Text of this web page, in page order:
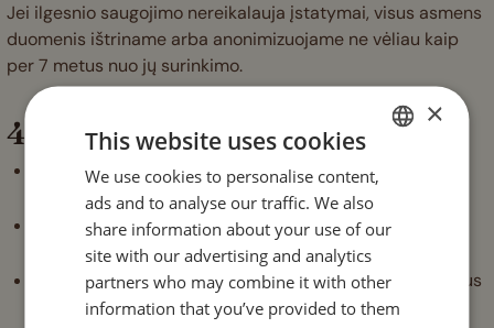
Jei ilgesnio saugojimo nereikalauja įstatymai, visus asmens
duomenis ištriname arba anonimizuojame ne vėliau kaip
per 7 metus nuo jų surinkimo.
4. Duomenų subjekto teisės
Prieiga:turite teisę paprašyti savo asmens duomenų
kopijos.
Informacija:galite gauti informaciją apie tai, kaip ir
kodėl tvarkome jūsų duomenis.
Ištaisymas:galite prašyti ištaisyti netikslius ar nepilnus
duomenis.
ENGLISH
ESTONIAN
×
This website uses cookies
We use cookies to personalise content,
ads and to analyse our traffic. We also
share information about your use of our
site with our advertising and analytics
partners who may combine it with other
information that you’ve provided to them